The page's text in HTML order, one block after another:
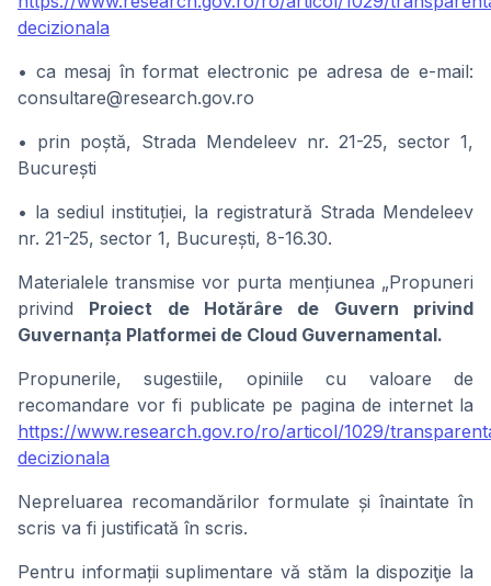
decizionala
• ca mesaj în format electronic pe adresa de e-mail:
consultare@research.gov.ro
• prin poștă, Strada Mendeleev nr. 21-25, sector 1,
București
• la sediul instituției, la registratură Strada Mendeleev
nr. 21-25, sector 1, București, 8-16.30.
Materialele transmise vor purta mențiunea „Propuneri
privind Proiect de Hotărâre de Guvern privind
Guvernanța Platformei de Cloud Guvernamental.
Propunerile, sugestiile, opiniile cu valoare de
recomandare vor fi publicate pe pagina de internet la
https://www.research.gov.ro/ro/articol/1029/
decizionala
Nepreluarea recomandărilor formulate și înaintate în
scris va fi justificată în scris.
Pentru informații suplimentare vă stăm la dispoziţie la